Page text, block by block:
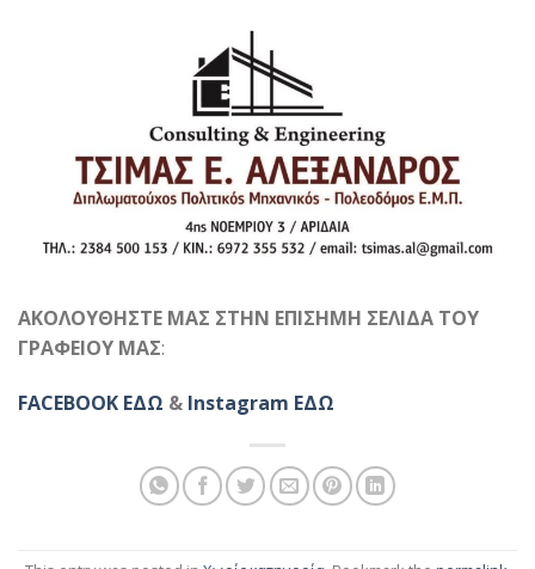
ΑΚΟΛΟΥΘΗΣΤΕ ΜΑΣ ΣΤΗΝ ΕΠΙΣΗΜΗ ΣΕΛΙΔΑ ΤΟΥ
ΓΡΑΦΕΙΟΥ ΜΑΣ:
FACEBOOK ΕΔΩ & Instagram ΕΔΩ